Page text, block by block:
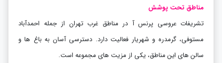
مناطق تحت پوشش
تشریفات عروسی پرنس آ در مناطق غرب تهران از جمله احمدآباد
مستوفی، گرمدره و شهریار فعالیت دارد. دسترسی آسان به باغ ها و
سالن های این مناطق، یکی از مزیت های مجموعه است.